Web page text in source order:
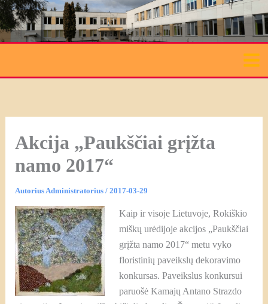
Pereiti
prie
turinio
Akcija „Paukščiai grįžta
namo 2017“
AutoriusAdministratorius / 2017-03-29
Kaip ir visoje Lietuvoje, Rokiškio
miškų urėdijoje akcijos „Paukščiai
grįžta namo 2017“ metu vyko
floristinių paveikslų dekoravimo
konkursas. Paveikslus konkursui
paruošė Kamajų Antano Strazdo